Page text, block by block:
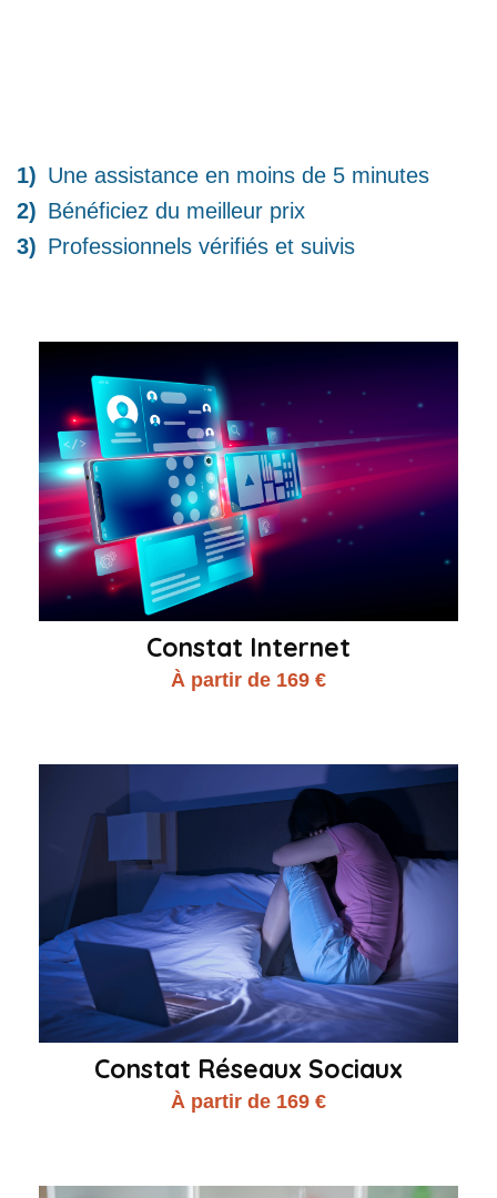
Une assistance en moins de 5 minutes
Bénéficiez du meilleur prix
Professionnels vérifiés et suivis
Constat Internet
À partir de 169 €
Constat Réseaux Sociaux
À partir de 169 €